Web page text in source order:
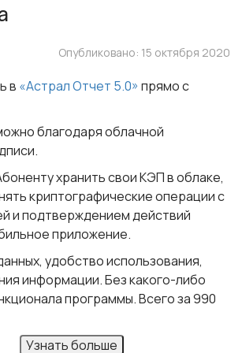
Опубликовано: 15 октября 2020
в «Астрал Отчет 5.0» прямо с
благодаря облачной
хранить свои КЭП в облаке,
криптографические операции с
и подтверждением действий
приложение.
удобство использования,
информации. Без какого-либо
программы. Всего за 990
Узнать больше